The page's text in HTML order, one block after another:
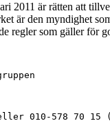
2011 är rätten att
är den myndighet
regler som gäller för
010-578 70 15